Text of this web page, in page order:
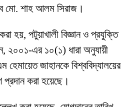
মো. শাহ আলম সিরাজ।
হয়, পটুয়াখালী বিজ্ঞান ও প্রযুক্তি
২০০১-এর ১০(১) ধারা অনুযায়ী
জাহানকে বিশ্ববিদ্যালয়ের
প্রদান করা হয়েছে।